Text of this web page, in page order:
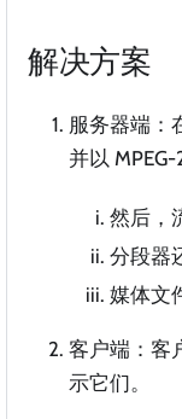
解决方案
服务器端：
并以
然后，
分段器
媒体文
客户端：客
示它们。